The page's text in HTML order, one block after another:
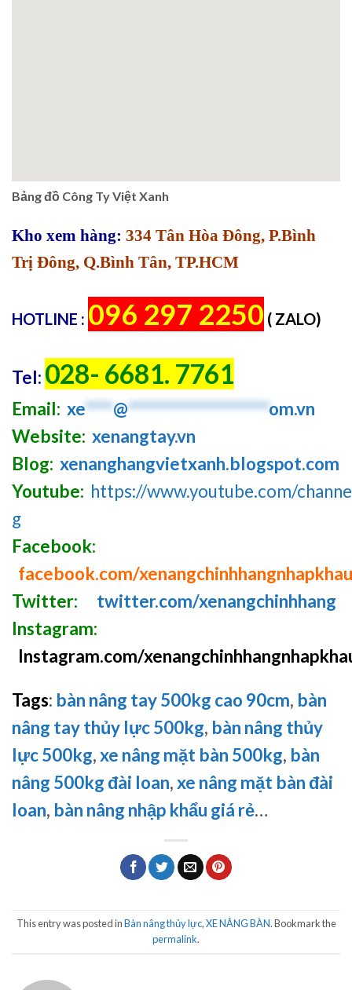
Bảng đồ Công Ty Việt Xanh
Kho xem hàng: 334 Tân Hòa Đông, P.Bình
Trị Đông, Q.Bình Tân, TP.HCM
HOTLINE : 096 297 2250 ( ZALO)
Tel: 028- 6681. 7761
Email: xe****@********************om.vn
Website: xenangtay.vn
Blog: xenanghangvietxanh.blogspot.com
Youtube: https://www.youtube.com/
g
Facebook:
facebook.com/xenangchinhhangnhapkhau
Twitter:
twitter.com/xenangchinhhang
Instagram:
Instagram.com/
Tags: bàn nâng tay 500kg cao 90cm, bàn
nâng tay thủy lực 500kg, bàn nâng thủy
lực 500kg,xe nâng mặt bàn 500kg, bàn
nâng 500kg đài loan,xe nâng mặt bàn đài
loan, bàn nâng nhập khẩu giá rẻ…
This entry was posted inBàn nâng thủy lực,XE NÂNG BÀN. Bookmark the
permalink.